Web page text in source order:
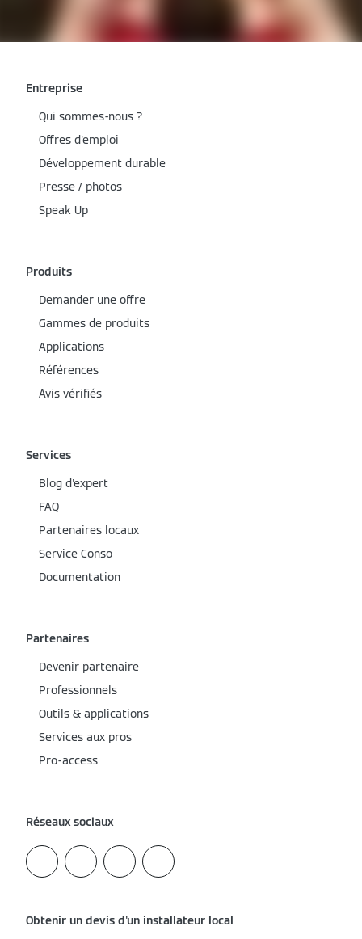
Entreprise
Qui sommes-nous ?
Offres d'emploi
Développement durable
Presse / photos
Speak Up
Produits
Demander une offre
Gammes de produits
Applications
Références
Avis vérifiés
Services
Blog d'expert
FAQ
Partenaires locaux
Service Conso
Documentation
Partenaires
Devenir partenaire
Professionnels
Outils & applications
Services aux pros
Pro-access
Réseaux sociaux
Obtenir un devis d'un installateur local